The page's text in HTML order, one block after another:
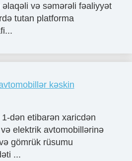
əlaqəli və səmərəli fəaliyyət
tutan platforma
kəskin
1-dən etibarən xaricdən
elektrik avtomobillərinə
gömrük rüsumu
...